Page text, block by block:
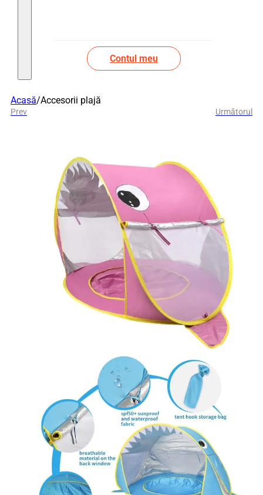
Contul meu
Acasă/Accesorii plajă
Prev Următorul